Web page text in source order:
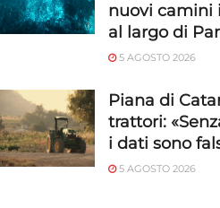
nuovi camini
al largo di
5 AGOSTO 2026
Piana di
trattori:
i dati sono
5 AGOSTO 2026